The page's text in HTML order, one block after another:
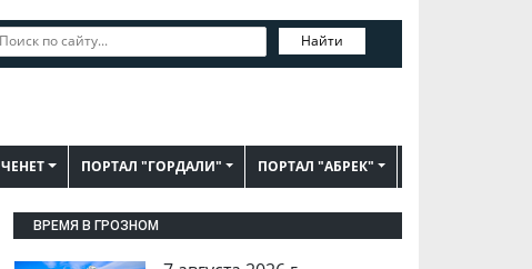
Найти
ЧЕНЕТ ПОРТАЛ "ГОРДАЛИ" ПОРТАЛ "АБРЕК"
ВРЕМЯ В ГРОЗНОМ